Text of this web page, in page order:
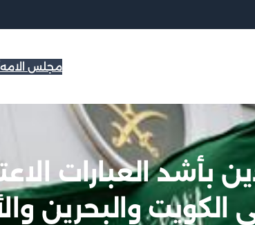
مجلس الامه
بأشد العبارات
الكويت والبحرين